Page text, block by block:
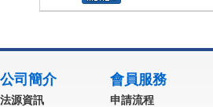
公司簡介
法源資訊
會員服務
申請流程